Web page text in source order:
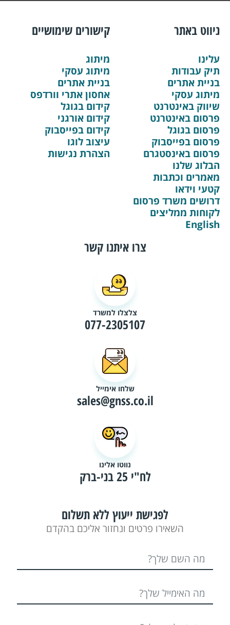
ניווט באתר
עלינו
תיק עבודות
בניית אתרים
מיתוג עסקי
שיווק באינטרנט
פרסום באינטרנט
פרסום בגוגל
פרסום בפייסבוק
פרסום באינסטגרם
הבלוג שלנו
מאמרים וכתבות
קטעי וידאו
דרושים משרד פרסום
לקוחות ממליצים
English
קישורים שימושיים
מיתוג
מיתוג עסקי
בניית אתרים
אחסון אתרי וורדפס
קידום בגוגל
קידום אורגני
קידום בפייסבוק
עיצוב לוגו
הצהרת נגישות
צרו איתנו קשר
צלצלו למשרד
077-2305107
שלחו אימייל
sales@gnss.co.il
נווטו אלינו
לח"י 25 בני-ברק
לפגישת ייעוץ ללא תשלום
השאירו פרטים ונחזור אליכם בהקדם